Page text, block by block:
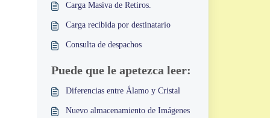
Carga Masiva de Retiros.
Carga recibida por destinatario
Consulta de despachos
Puede que le apetezca leer:
Diferencias entre Álamo y Cristal
Nuevo almacenamiento de Imágenes